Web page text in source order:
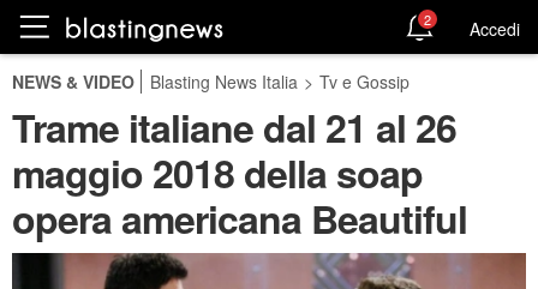
2 Accedi
NEWS & VIDEO Blasting News Italia > Tv e Gossip
Trame italiane dal 21 al 26
maggio 2018 della soap
opera americana Beautiful